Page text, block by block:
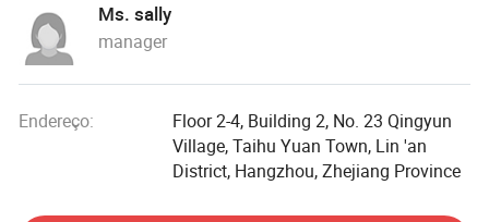
nossa empresa tem mais de 200 emplyees, o próprio
laboratório de construção para testes de produtos de
iluminação. Nossos parceiros de cooperação empresarial
do Norte, América do Sul, Ásia do Sudeste, Aisa Médio,
Oriente Médio, Europa Oriental, África do Sul países.
Esperamos cooperar com mais clientes para o
Ms. sally
manager
Endereço:
Floor 2-4, Building 2, No. 23 Qingyun
Village, Taihu Yuan Town, Lin 'an
District, Hangzhou, Zhejiang Province